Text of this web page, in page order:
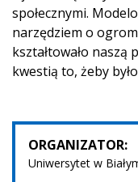
społecznymi.
narzędziem o
kształtowało naszą
kwestią to, żeby
ORGANIZATOR:
Uniwersytet w